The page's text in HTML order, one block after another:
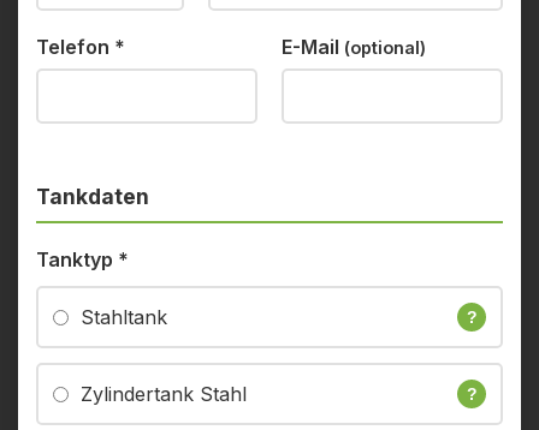
Telefon * E-Mail (optional)
Tankdaten
Tanktyp *
Stahltank ?
Zylindertank Stahl ?